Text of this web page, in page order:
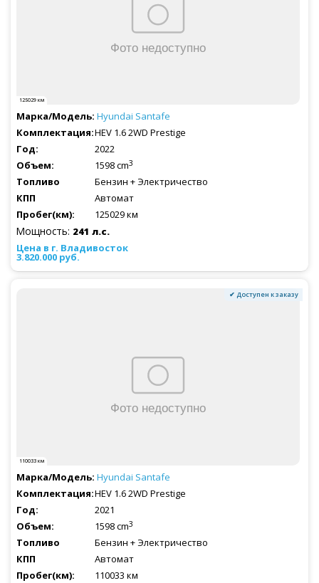
125029 км
Hyundai Santafe
HEV 1.6 2WD Prestige
2022
1598 cm3
Бензин + Электричество
Автомат
125029 км
Мощность: 241 л.с.
3.820.000 руб.
✔ Доступен к заказу
110033 км
Hyundai Santafe
HEV 1.6 2WD Prestige
2021
1598 cm3
Бензин + Электричество
Автомат
110033 км